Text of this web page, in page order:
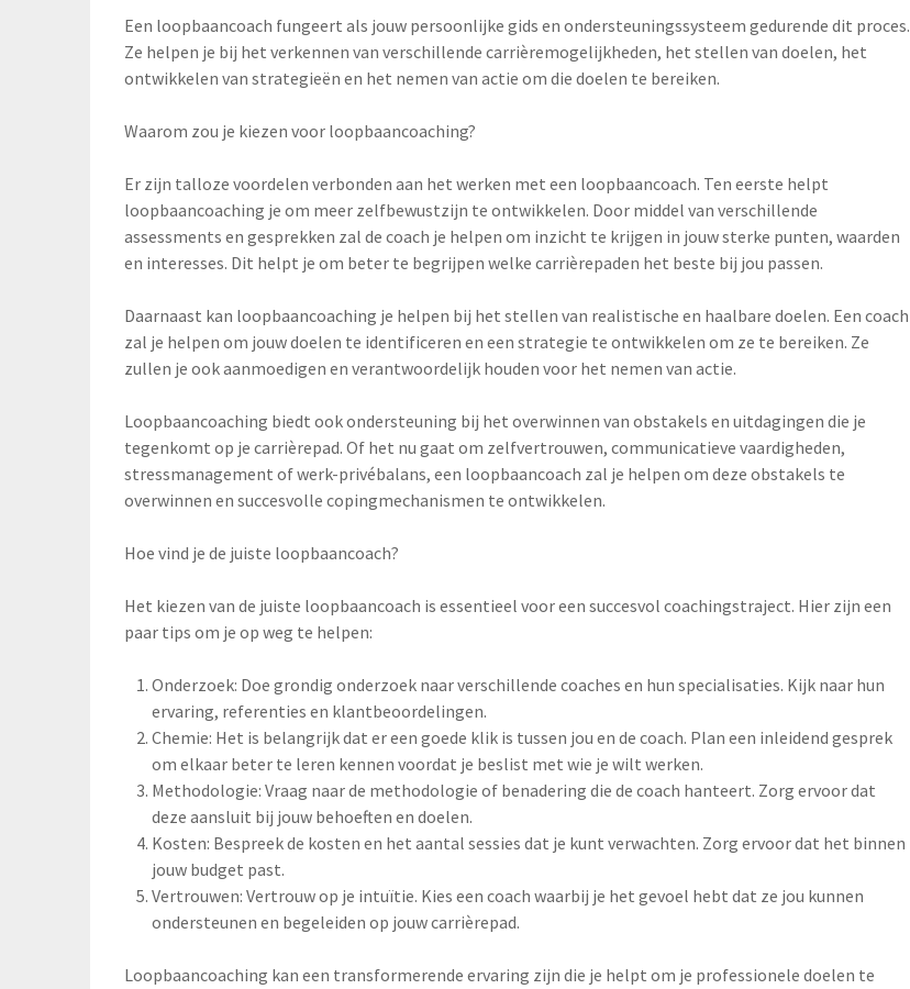
Een loopbaancoach fungeert als jouw persoonlijke gids en ondersteuningssysteem gedurende dit proces.
Ze helpen je bij het verkennen van verschillende carrièremogelijkheden, het stellen van doelen, het
ontwikkelen van strategieën en het nemen van actie om die doelen te bereiken.
Waarom zou je kiezen voor loopbaancoaching?
Er zijn talloze voordelen verbonden aan het werken met een loopbaancoach. Ten eerste helpt
loopbaancoaching je om meer zelfbewustzijn te ontwikkelen. Door middel van verschillende
assessments en gesprekken zal de coach je helpen om inzicht te krijgen in jouw sterke punten, waarden
en interesses. Dit helpt je om beter te begrijpen welke carrièrepaden het beste bij jou passen.
Daarnaast kan loopbaancoaching je helpen bij het stellen van realistische en haalbare doelen. Een coach
zal je helpen om jouw doelen te identificeren en een strategie te ontwikkelen om ze te bereiken. Ze
zullen je ook aanmoedigen en verantwoordelijk houden voor het nemen van actie.
Loopbaancoaching biedt ook ondersteuning bij het overwinnen van obstakels en uitdagingen die je
tegenkomt op je carrièrepad. Of het nu gaat om zelfvertrouwen, communicatieve vaardigheden,
stressmanagement of werk-privébalans, een loopbaancoach zal je helpen om deze obstakels te
overwinnen en succesvolle copingmechanismen te ontwikkelen.
Hoe vind je de juiste loopbaancoach?
Het kiezen van de juiste loopbaancoach is essentieel voor een succesvol coachingstraject. Hier zijn een
paar tips om je op weg te helpen:
Onderzoek: Doe grondig onderzoek naar verschillende coaches en hun specialisaties. Kijk naar hun
ervaring, referenties en klantbeoordelingen.
Chemie: Het is belangrijk dat er een goede klik is tussen jou en de coach. Plan een inleidend gesprek
om elkaar beter te leren kennen voordat je beslist met wie je wilt werken.
Methodologie: Vraag naar de methodologie of benadering die de coach hanteert. Zorg ervoor dat
deze aansluit bij jouw behoeften en doelen.
Kosten: Bespreek de kosten en het aantal sessies dat je kunt verwachten. Zorg ervoor dat het binnen
jouw budget past.
Vertrouwen: Vertrouw op je intuïtie. Kies een coach waarbij je het gevoel hebt dat ze jou kunnen
ondersteunen en begeleiden op jouw carrièrepad.
Loopbaancoaching kan een transformerende ervaring zijn die je helpt om je professionele doelen te